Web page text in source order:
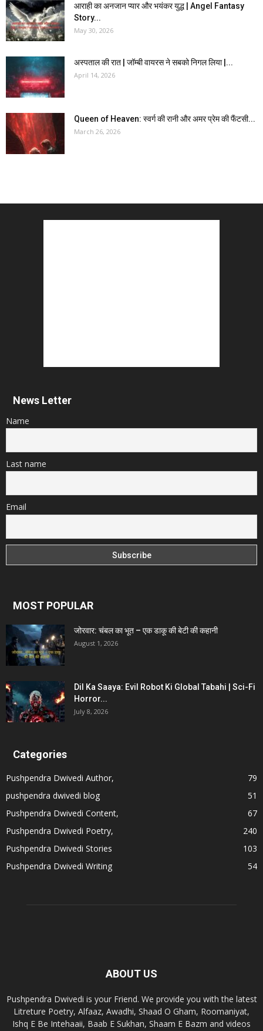
आराही का अनजान प्यार और भयंकर युद्ध | Angel Fantasy
Story...
May 30, 2026
अस्पताल की रात | जॉम्बी वायरस ने सबको निगल लिया |...
April 14, 2026
Queen of Heaven: स्वर्ग की रानी और अमर प्रेम की फैंटसी...
March 26, 2026
News Letter
Name
Last name
Email
MOST POPULAR
जोरवार: चंबल का भूत – एक डाकू की बेटी की कहानी
August 1, 2026
Dil Ka Saaya: Evil Robot Ki Global Tabahi | Sci-Fi
Horror...
July 8, 2026
Categories
Pushpendra Dwivedi Author,
79
pushpendra dwivedi blog
51
Pushpendra Dwivedi Content,
67
Pushpendra Dwivedi Poetry,
240
Pushpendra Dwivedi Stories
103
Pushpendra Dwivedi Writing
54
ABOUT US
Pushpendra Dwivedi is your Friend. We provide you with the latest
Litreture Poetry, Alfaaz, Awadhi, Shaad O Gham, Roomaniyat,
Ishq E Be Intehaaii, Baab E Sukhan, Shaam E Bazm and videos